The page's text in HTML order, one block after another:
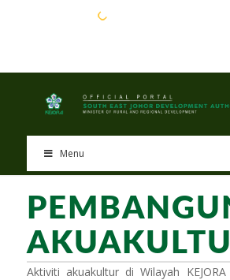
Menu
Aktiviti akuakultur di Wilayah